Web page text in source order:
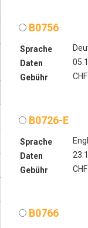
B0756
Sprache
Daten
Gebühr
B0726-E
Sprache
Daten
Gebühr
B0766